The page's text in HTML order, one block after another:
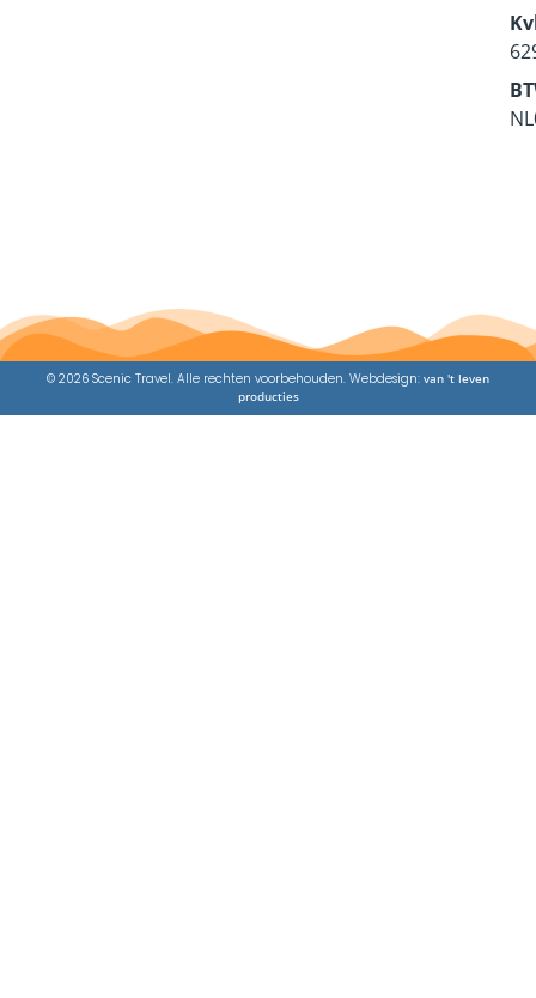
© 2026 Scenic Travel. Alle rechten voorbehouden. Webdesign: van 't leven
producties